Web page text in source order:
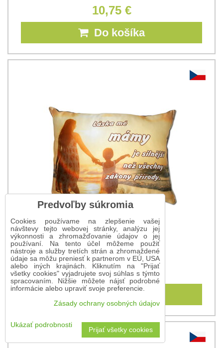
10,75 €
Do košíka
Vankúš pre mamu CZ
10,75 €
Do košíka
Predvoľby súkromia
Cookies používame na zlepšenie vašej
návštevy tejto webovej stránky, analýzu jej
výkonnosti a zhromažďovanie údajov o jej
používaní. Na tento účel môžeme použiť
nástroje a služby tretích strán a zhromaždené
údaje sa môžu preniesť k partnerom v EÚ, USA
alebo iných krajinách. Kliknutím na "Prijať
všetky cookies" vyjadrujete svoj súhlas s týmto
spracovaním. Nižšie môžete nájsť podrobné
informácie alebo upraviť svoje preferencie.
Zásady ochrany osobných údajov
Ukázať podrobnosti
Prijať všetky cookies